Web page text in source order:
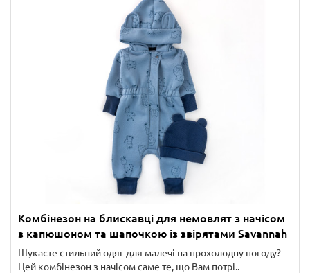
Комбінезон на блискавці для немовлят з начісом
з капюшоном та шапочкою із звірятами Savannah
Шукаєте стильний одяг для малечі на прохолодну погоду?
Цей комбінезон з начісом саме те, що Вам потрі..